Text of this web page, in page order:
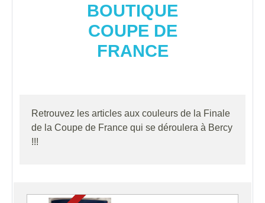
BOUTIQUE
COUPE DE
FRANCE
Retrouvez les articles aux couleurs de la Finale
de la Coupe de France qui se déroulera à Bercy
!!!